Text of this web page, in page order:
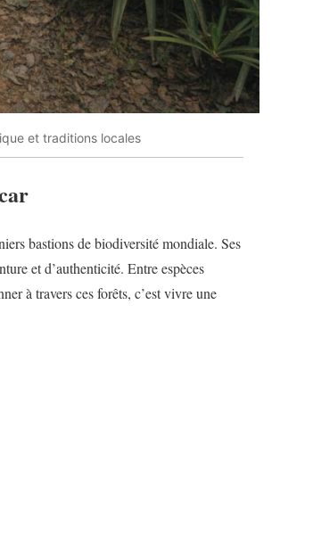
et traditions locales
bastions de biodiversité mondiale. Ses
et d’authenticité. Entre espèces
à travers ces forêts, c’est vivre une